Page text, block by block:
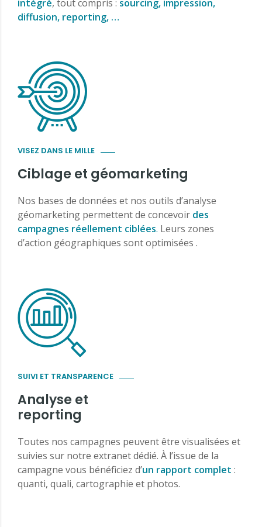
intégré, tout compris : sourcing, impression,
diffusion, reporting, …
VISEZ DANS LE MILLE
Ciblage et géomarketing
Nos bases de données et nos outils d’analyse
géomarketing permettent de concevoir des
campagnes réellement ciblées. Leurs zones
d’action géographiques sont optimisées .
SUIVI ET TRANSPARENCE
Analyse et
reporting
Toutes nos campagnes peuvent être visualisées et
suivies sur notre extranet dédié. À l’issue de la
campagne vous bénéficiez d’un rapport complet :
quanti, quali, cartographie et photos.